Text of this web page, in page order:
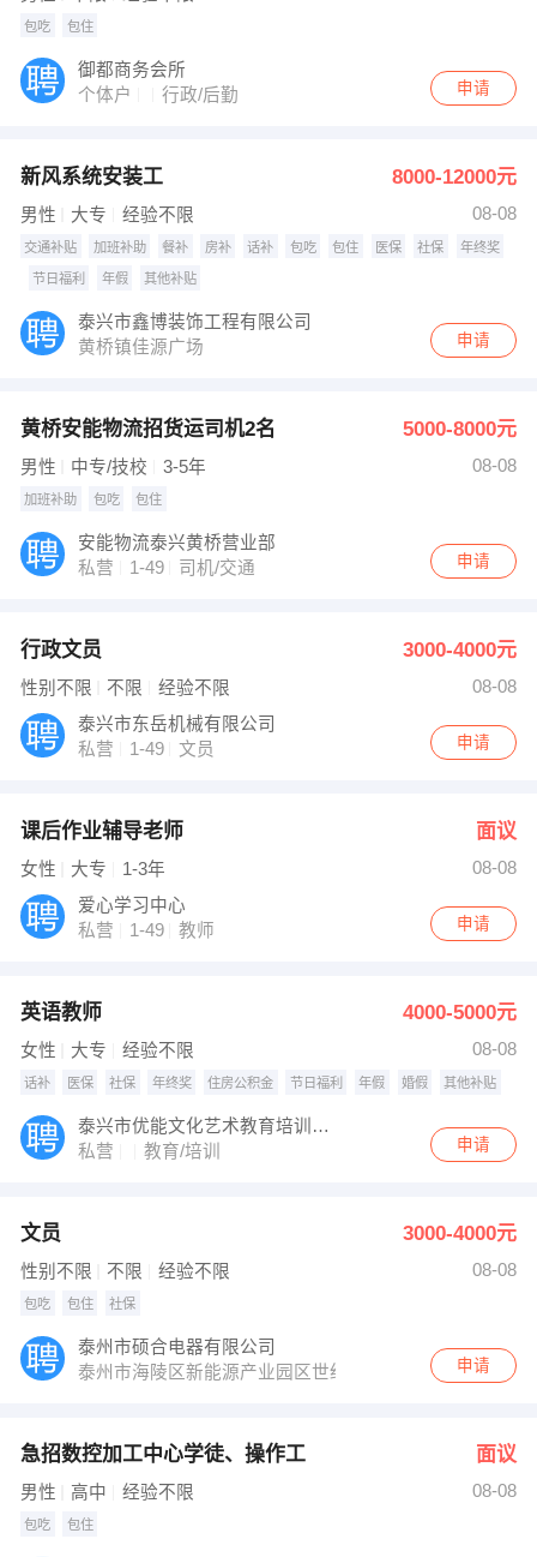
包吃 包住
御都商务会所
个体户
行政/后勤 申请
新风系统安装工 8000-12000元
男性 大专 经验不限 08-08
交通补贴 加班补助 餐补 房补 话补 包吃 包住 医保 社保 年终奖
节日福利 年假 其他补贴
泰兴市鑫博装饰工程有限公司
黄桥镇佳源广场
申请
黄桥安能物流招货运司机2名 5000-8000元
男性 中专/技校 3-5年 08-08
加班补助 包吃 包住
安能物流泰兴黄桥营业部
私营
1-49 司机/交通 申请
行政文员 3000-4000元
性别不限 不限 经验不限
08-08
泰兴市东岳机械有限公司
私营
1-49 文员 申请
课后作业辅导老师 面议
女性 大专 1-3年
08-08
爱心学习中心
私营
1-49 教师 申请
英语教师 4000-5000元
女性 大专 经验不限 08-08
话补 医保 社保 年终奖 住房公积金 节日福利 年假 婚假 其他补贴
泰兴市优能文化艺术教育培训中心有限公司-马力英语
私营
教育/培训 申请
文员 3000-4000元
性别不限 不限 经验不限 08-08
包吃 包住 社保
泰州市硕合电器有限公司
泰州市海陵区新能源产业园区世纪大道111号
申请
急招数控加工中心学徒、操作工 面议
男性 高中 经验不限 08-08
包吃 包住